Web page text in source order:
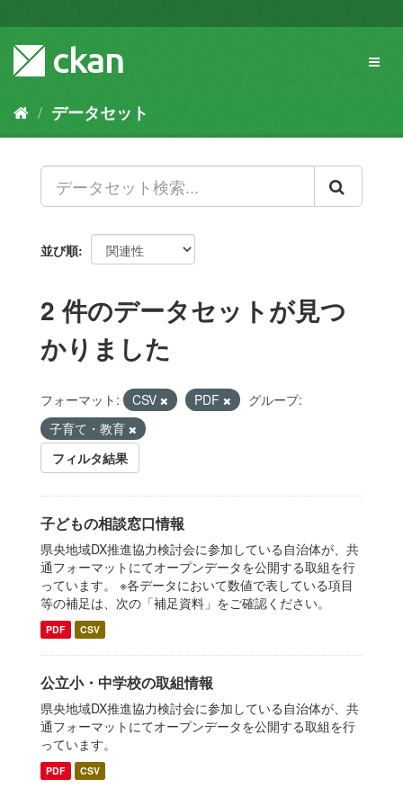
キ
容
データセット
並び順
2 件のデータセットが見つ
かりました
フォーマット: CSV PDF
グループ:
子育て・教育
フィルタ結果
子どもの相談窓口情報
県央地域DX推進協力検討会に参加している自治体が、共
通フォーマットにてオープンデータを公開する取組を行
っています。 ※各データにおいて数値で表している項目
等の補足は、次の「補足資料」をご確認ください。
PDF CSV
公立小・中学校の取組情報
県央地域DX推進協力検討会に参加している自治体が、共
通フォーマットにてオープンデータを公開する取組を行
っています。
PDF CSV